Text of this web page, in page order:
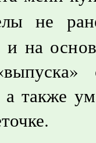
не
на
также